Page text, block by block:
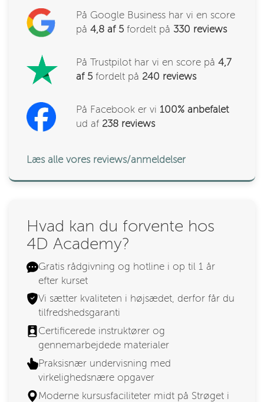
På Google Business har vi en score
på 4,8 af 5 fordelt på 330 reviews
På Trustpilot har vi en score på 4,7
af 5 fordelt på 240 reviews
På Facebook er vi 100% anbefalet
ud af 238 reviews
Læs alle vores reviews/anmeldelser
Hvad kan du forvente hos
4D Academy?
Gratis rådgivning og hotline i op til 1 år
efter kurset
Vi sætter kvaliteten i højsædet, derfor får du
tilfredshedsgaranti
Certificerede instruktører og
gennemarbejdede materialer
Praksisnær undervisning med
virkelighedsnære opgaver
Moderne kursusfaciliteter midt på Strøget i